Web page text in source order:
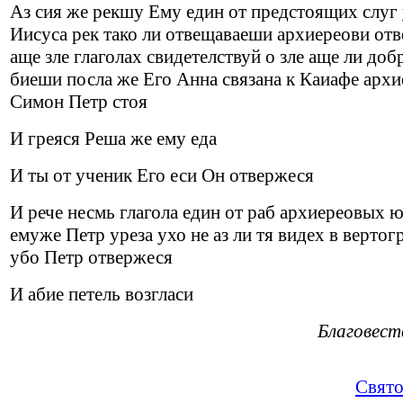
Аз сия же рекшу Ему един от предстоящих слуг
Иисуса рек тако ли отвещаваеши архиереови
аще зле глаголах свидетелствуй о зле аще ли
биеши посла же Его Анна связана к Каиафе
Симон Петр стоя
И греяся Реша же ему еда
И ты от ученик Его еси Он отвержеся
И рече несмь глагола един от раб архиереовых
емуже Петр уреза ухо не аз ли тя видех в
убо Петр отвержеся
И абие петель возгласи